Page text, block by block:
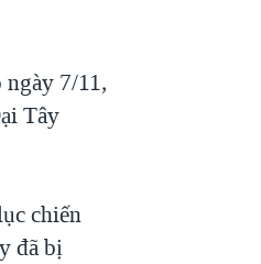
7/11,
Tây
chiến
đã bị